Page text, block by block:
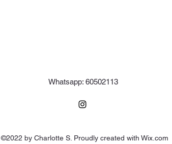
Whatsapp: 60502113
©2022 by Charlotte S. Proudly created with Wix.com